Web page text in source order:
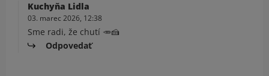
Kuchyňa Lidla
03. marec 2026, 12:38
Sme radi, že chutí 🥕🍰
Odpovedať